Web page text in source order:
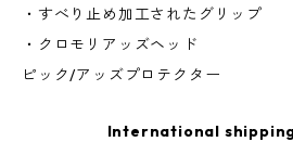
・すべり止め加工されたグリップ
・クロモリアッズヘッド
ピック/アッズプロテクター
International